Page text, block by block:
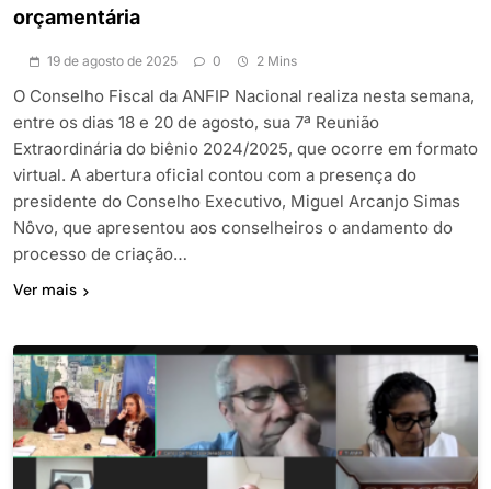
orçamentária
19 de agosto de 2025 0 2 Mins
O Conselho Fiscal da ANFIP Nacional realiza nesta semana,
entre os dias 18 e 20 de agosto, sua 7ª Reunião
Extraordinária do biênio 2024/2025, que ocorre em formato
virtual. A abertura oficial contou com a presença do
presidente do Conselho Executivo, Miguel Arcanjo Simas
Nôvo, que apresentou aos conselheiros o andamento do
processo de criação…
Ver mais